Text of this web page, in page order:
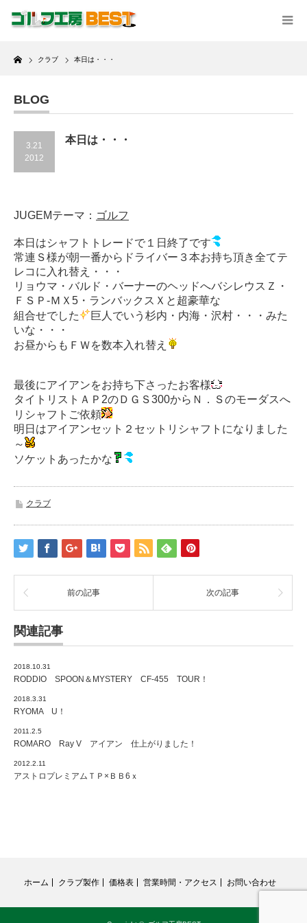
Home
クラブ 本日は・・・
BLOG
3.21
2012
本日は・・・
JUGEMテーマ： ゴルフ
本日はシャフトトレードで１日終了です
常連Ｓ様が朝一番からドライバー３本お持ち頂き全てテ
レコに入れ替え・・・
リョウマ・バルド・バーナーのヘッドへバシレウスＺ・
ＦＳＰ-ＭＸ5・ランバックスＸと超豪華な
組合せでした
巨人でいう杉内・内海・沢村・・・みた
いな・・・
お昼からもＦＷを数本入れ替え
最後にアイアンをお持ち下さったお客様
タイトリストＡＰ2のＤＧＳ300からＮ．Ｓのモーダスへ
リシャフトご依頼
明日はアイアンセット２セットリシャフトになりました
～
ソケットあったかな
クラブ
前の記事 次の記事
関連記事
2018.10.31
RODDIO SPOON＆MYSTERY CF-455 TOUR！
2018.3.31
RYOMA U！
2011.2.5
ROMARO Ray V アイアン 仕上がりました！
2012.2.11
アストロプレミアムＴＰ×ＢＢ6ｘ
ホーム クラブ製作 価格表 営業時間・アクセス お問い合わせ